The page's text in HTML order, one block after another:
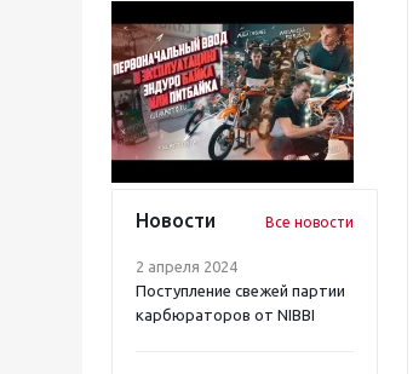
Новости Все новости
2 апреля 2024
Поступление свежей партии
карбюраторов от NIBBI